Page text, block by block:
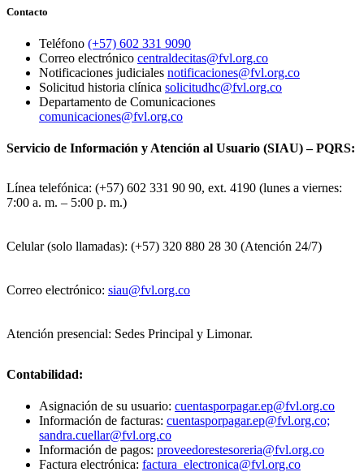
Contacto
Teléfono (+57) 602 331 9090
Correo electrónico centraldecitas@fvl.org.co
Notificaciones judiciales notificaciones@fvl.org.co
Solicitud historia clínica solicitudhc@fvl.org.co
Departamento de Comunicaciones
comunicaciones@fvl.org.co
Servicio de Información y Atención al Usuario (SIAU) – PQRS:
Línea telefónica: (+57) 602 331 90 90, ext. 4190 (lunes a viernes:
7:00 a. m. – 5:00 p. m.)
Celular (solo llamadas): (+57) 320 880 28 30 (Atención 24/7)
Correo electrónico: siau@fvl.org.co
Atención presencial: Sedes Principal y Limonar.
Contabilidad:
Asignación de su usuario: cuentasporpagar.ep@fvl.org.co
Información de facturas: cuentasporpagar.ep@fvl.org.co;
sandra.cuellar@fvl.org.co
Información de pagos: proveedorestesoreria@fvl.org.co
Factura electrónica: factura_electronica@fvl.org.co